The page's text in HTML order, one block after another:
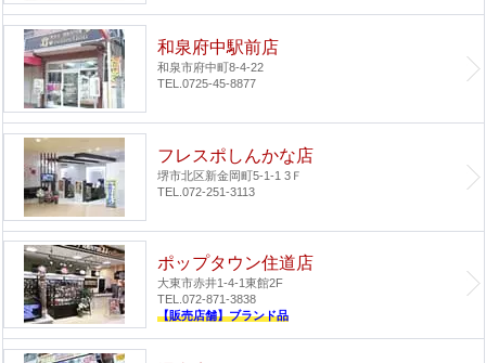
和泉府中駅前店
和泉市府中町8-4-22
TEL.0725-45-8877
フレスポしんかな店
堺市北区新金岡町5-1-1 3Ｆ
TEL.072-251-3113
ポップタウン住道店
大東市赤井1-4-1東館2F
TEL.072-871-3838
【販売店舗】ブランド品